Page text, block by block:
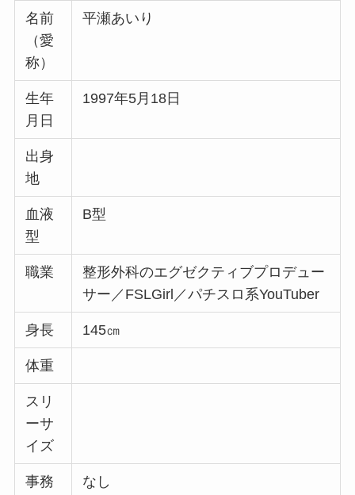
名前
（愛
称）
平瀬あいり
生年
月日
1997年5月18日
出身
地
血液
型
B型
職業
整形外科のエグゼクティブプロデュー
サー／FSLGirl／パチスロ系YouTuber
身長 145㎝
体重
スリ
ーサ
イズ
事務
なし